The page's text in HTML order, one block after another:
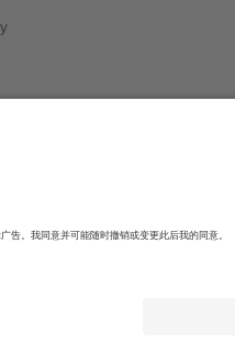
06700 Ciudad de México,
/或领域而有所不同。有关详细